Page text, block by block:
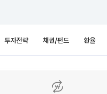
투자전략 채권/펀드 환율